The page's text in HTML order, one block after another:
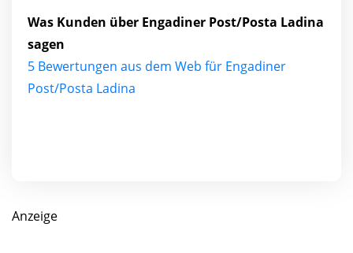
Was Kunden über Engadiner Post/Posta Ladina
sagen
5 Bewertungen aus dem Web für Engadiner
Post/Posta Ladina
Anzeige